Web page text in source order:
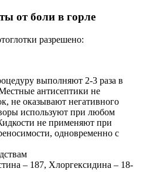
от боли в горле
разрешено:
выполняют 2-3 раза в
антисептики не
не оказывают негативного
используют при любом
не применяют при
одновременно с
– 187, Хлоргексидина – 18-